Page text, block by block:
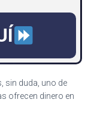
sin duda, uno de
ofrecen dinero en